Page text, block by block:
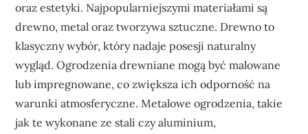
oraz estetyki. Najpopularniejszymi materiałami są
drewno, metal oraz tworzywa sztuczne. Drewno to
klasyczny wybór, który nadaje posesji naturalny
wygląd. Ogrodzenia drewniane mogą być malowane
lub impregnowane, co zwiększa ich odporność na
warunki atmosferyczne. Metalowe ogrodzenia, takie
jak te wykonane ze stali czy aluminium,